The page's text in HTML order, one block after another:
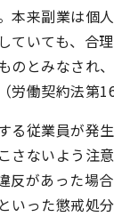
本来副業は個
ていても、合
のとみなされ
労働契約法第16
る従業員が発
さないよう注
反があった場
いった懲戒処